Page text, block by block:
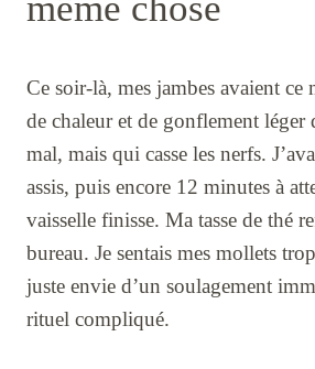
même chose
Ce soir-là, mes jambes avaient ce
de chaleur et de gonflement léger
mal, mais qui casse les nerfs.
assis, puis encore 12 minutes à
vaisselle finisse. Ma tasse de thé
bureau. Je sentais mes mollets
juste envie d’un soulagement
rituel compliqué.